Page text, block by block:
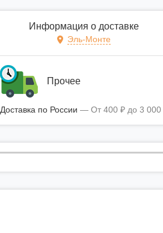
Информация о доставке
Эль-Монте
Прочее
Доставка по России От 400 ₽ до 3 000